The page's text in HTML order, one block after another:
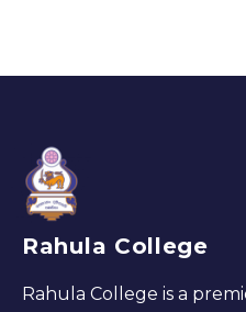
Rahula College
Rahula College is a